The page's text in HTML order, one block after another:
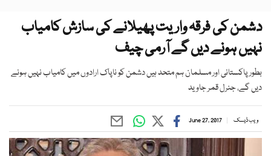
دشمن کی فرقہ واریت پھیلانے کی سازش کامیاب
نہیں ہونے دیں گے آرمی چیف
بطور پاکستانی اور مسلمان ہم متحد ہیں دشمن کو ناپاک ارادوں میں کامیاب نہیں ہونے
دیں گے، جنرل قمر جاوید
ویب ڈیسک June 27, 2017